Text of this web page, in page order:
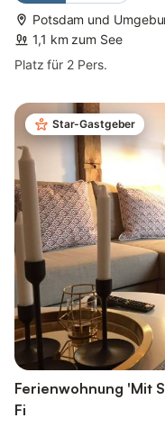
Potsdam und
1,1 km zum See
Platz für 2 Pers.
Star-Gastgeber
Ferienwohnung 'Mit
Fi